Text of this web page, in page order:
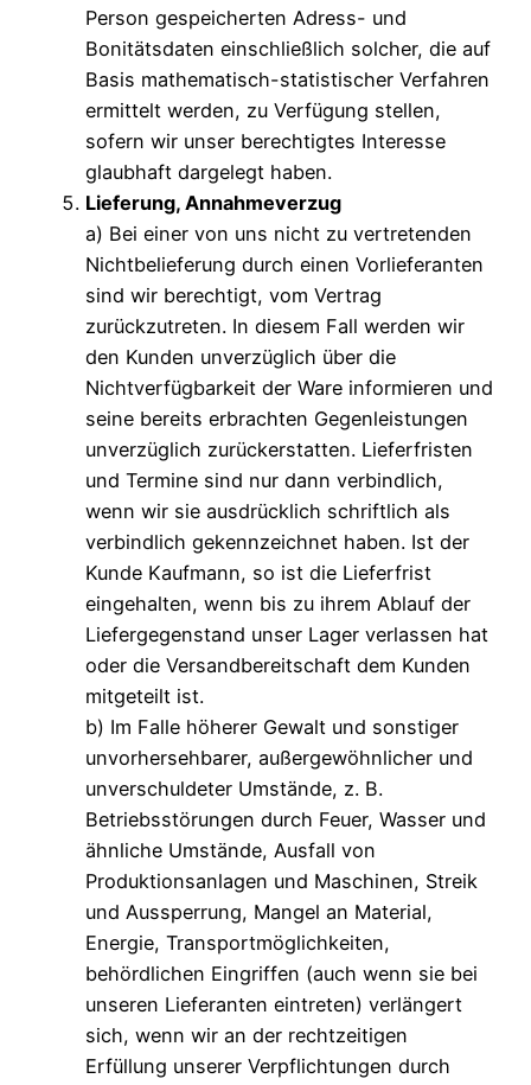
Person gespeicherten Adress- und
Bonitätsdaten einschließlich solcher, die auf
Basis mathematisch-statistischer Verfahren
ermittelt werden, zu Verfügung stellen,
sofern wir unser berechtigtes Interesse
glaubhaft dargelegt haben.
Lieferung, Annahmeverzug
a) Bei einer von uns nicht zu vertretenden
Nichtbelieferung durch einen Vorlieferanten
sind wir berechtigt, vom Vertrag
zurückzutreten. In diesem Fall werden wir
den Kunden unverzüglich über die
Nichtverfügbarkeit der Ware informieren und
seine bereits erbrachten Gegenleistungen
unverzüglich zurückerstatten. Lieferfristen
und Termine sind nur dann verbindlich,
wenn wir sie ausdrücklich schriftlich als
verbindlich gekennzeichnet haben. Ist der
Kunde Kaufmann, so ist die Lieferfrist
eingehalten, wenn bis zu ihrem Ablauf der
Liefergegenstand unser Lager verlassen hat
oder die Versandbereitschaft dem Kunden
mitgeteilt ist.
b) Im Falle höherer Gewalt und sonstiger
unvorhersehbarer, außergewöhnlicher und
unverschuldeter Umstände, z. B.
Betriebsstörungen durch Feuer, Wasser und
ähnliche Umstände, Ausfall von
Produktionsanlagen und Maschinen, Streik
und Aussperrung, Mangel an Material,
Energie, Transportmöglichkeiten,
behördlichen Eingriffen (auch wenn sie bei
unseren Lieferanten eintreten) verlängert
sich, wenn wir an der rechtzeitigen
Erfüllung unserer Verpflichtungen durch